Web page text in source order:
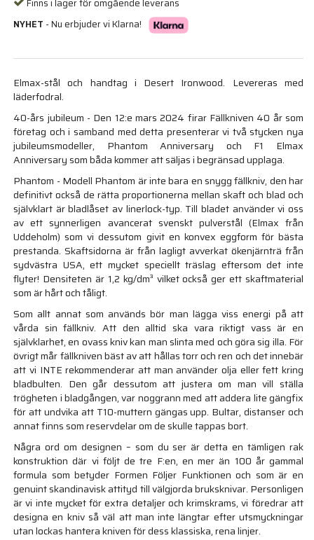
NYHET - Nu erbjuder vi Klarna!
Elmax-stål och handtag i Desert Ironwood. Levereras med
läderfodral.
40-års jubileum - Den 12:e mars 2024 firar Fällkniven 40 år som
företag och i samband med detta presenterar vi två stycken nya
jubileumsmodeller, Phantom Anniversary och F1 Elmax
Anniversary som båda kommer att säljas i begränsad upplaga.
Phantom - Modell Phantom är inte bara en snygg fällkniv, den har
definitivt också de rätta proportionerna mellan skaft och blad och
självklart är bladlåset av linerlock-typ. Till bladet använder vi oss
av ett synnerligen avancerat svenskt pulverstål (Elmax från
Uddeholm) som vi dessutom givit en konvex eggform för bästa
prestanda. Skaftsidorna är från lagligt avverkat ökenjärnträ från
sydvästra USA, ett mycket speciellt träslag eftersom det inte
flyter! Densiteten är 1,2 kg/dm³ vilket också ger ett skaftmaterial
som är hårt och tåligt.
Som allt annat som används bör man lägga viss energi på att
vårda sin fällkniv. Att den alltid ska vara riktigt vass är en
självklarhet, en ovass kniv kan man slinta med och göra sig illa. För
övrigt mår fällkniven bäst av att hållas torr och ren och det innebär
att vi INTE rekommenderar att man använder olja eller fett kring
bladbulten. Den går dessutom att justera om man vill ställa
trögheten i bladgången, var noggrann med att addera lite gängfix
för att undvika att T10-muttern gängas upp. Bultar, distanser och
annat finns som reservdelar om de skulle tappas bort.
Några ord om designen – som du ser är detta en tämligen rak
konstruktion där vi följt de tre F:en, en mer än 100 år gammal
formula som betyder Formen Följer Funktionen och som är en
genuint skandinavisk attityd till välgjorda bruksknivar. Personligen
är vi inte mycket för extra detaljer och krimskrams, vi föredrar att
designa en kniv så väl att man inte längtar efter utsmyckningar
utan lockas hantera kniven för dess klassiska, rena linjer.